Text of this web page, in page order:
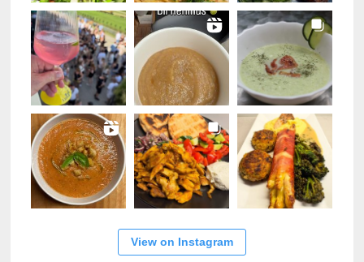
View on Instagram